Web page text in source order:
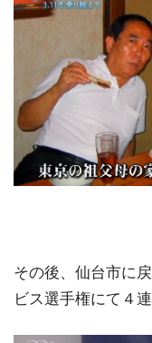
その後、仙台市に
ビス選手権にて４